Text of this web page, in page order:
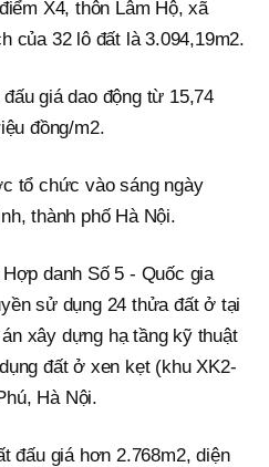
X4, thôn Lâm Hộ, xã
của 32 lô đất là 3.094,19m2.
giá dao động từ 15,74
đồng/m2.
tổ chức vào sáng ngày
thành phố Hà Nội.
danh Số 5 - Quốc gia
sử dụng 24 thửa đất ở tại
xây dựng hạ tầng kỹ thuật
đất ở xen kẹt (khu XK2-
Hà Nội.
đấu giá hơn 2.768m2, diện